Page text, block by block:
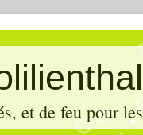
et de feu pour